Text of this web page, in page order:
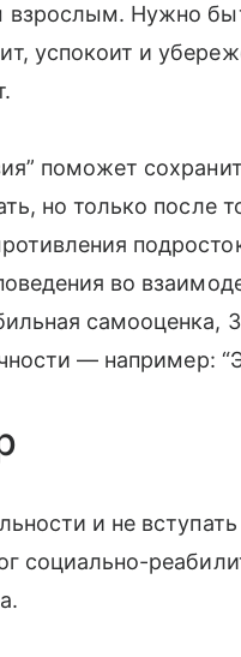
взрослым. Нужно
успокоит и
поможет
но только после
во
самооценка,
— например:
и не
социально-